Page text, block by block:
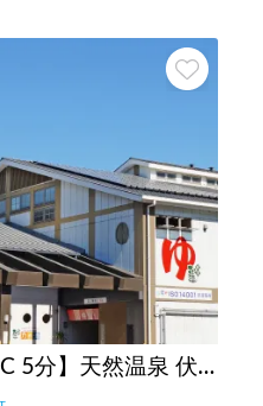
〈平日受付〉【京都南IC 5分】天然温泉 伏見 力の湯｜露天・サウナ3種／京都駅・伏見稲荷へ好アクセス